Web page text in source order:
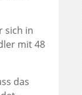
sich in
mit 48
das